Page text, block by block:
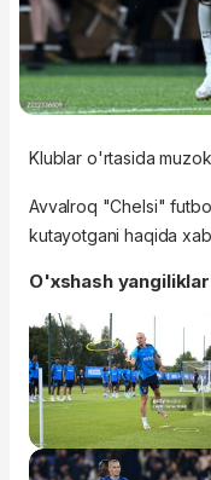
Klublar o'rtasida
Avvalroq "Chelsi"
kutayotgani haqida
O'xshash yangiliklar